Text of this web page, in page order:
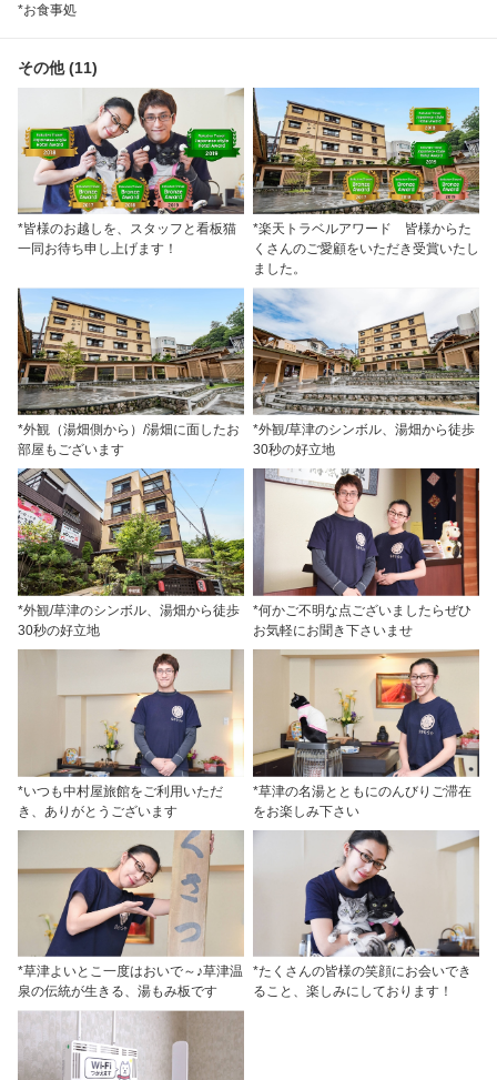
*お食事処
その他 (11)
*皆様のお越しを、スタッフと看板猫
一同お待ち申し上げます！
*楽天トラベルアワード 皆様からた
くさんのご愛顧をいただき受賞いたし
ました。
*外観（湯畑側から）/湯畑に面したお
部屋もございます
*外観/草津のシンボル、湯畑から徒歩
30秒の好立地
*外観/草津のシンボル、湯畑から徒歩
30秒の好立地
*何かご不明な点ございましたらぜひ
お気軽にお聞き下さいませ
*いつも中村屋旅館をご利用いただ
き、ありがとうございます
*草津の名湯とともにのんびりご滞在
をお楽しみ下さい
*草津よいとこ一度はおいで～♪草津温
泉の伝統が生きる、湯もみ板です
*たくさんの皆様の笑顔にお会いでき
ること、楽しみにしております！